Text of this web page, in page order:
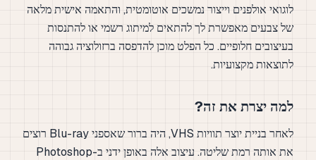
לוגואי אולפנים וייצור נמשכים אוטומטית, והתאמה אישית מלאה
של צבעים מאפשרת לך להתאים למיתוג רשמי או להתנסות
בעיצובים חלופיים. כל הפלט מוכן להדפסה ברזולוציה גבוהה
לתוצאות מקצועיות.
למה יצרת את זה?
לאחר בניית יוצר תוויות VHS, היה ברור שאספני Blu-ray רוצים
את אותה רמת שליטה. עיצוב אלה באופן ידני ב-Photoshop